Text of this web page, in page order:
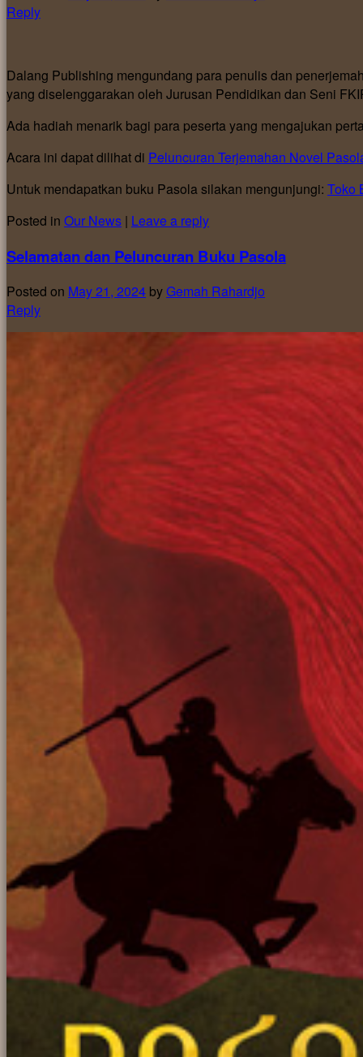
Reply
Dalang Publishing mengundang para penulis dan
yang diselenggarakan oleh Jurusan Pendidikan dan Seni
Ada hadiah menarik bagi para peserta yang mengajukan
Acara ini dapat dilihat di Peluncuran Terjemahan Novel
Untuk mendapatkan buku Pasola silakan mengunjungi: Toko
Posted in Our News | Leave a reply
Selamatan dan Peluncuran Buku Pasola
Posted on May 21, 2024 byGemah Rahardjo
Reply